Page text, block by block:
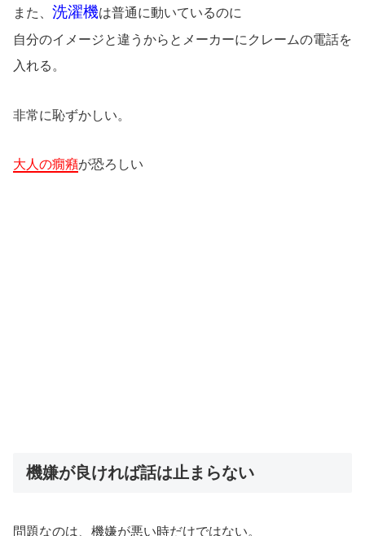
また、 洗濯機は普通に動いているのに
自分のイメージと違うからとメーカーにクレームの電話を
入れる。
非常に恥ずかしい。
大人の癇癪が恐ろしい
機嫌が良ければ話は止まらない
問題なのは、機嫌が悪い時だけではない。